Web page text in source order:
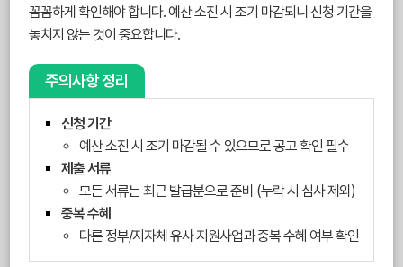
꼼꼼하게 확인해야 합니다. 예산 소진 시 조기 마감되니 신청 기간을
놓치지 않는 것이 중요합니다.
주의사항 정리
신청 기간
예산 소진 시 조기 마감될 수 있으므로 공고 확인 필수
제출 서류
모든 서류는 최근 발급분으로 준비 (누락 시 심사 제외)
중복 수혜
다른 정부/지자체 유사 지원사업과 중복 수혜 여부 확인